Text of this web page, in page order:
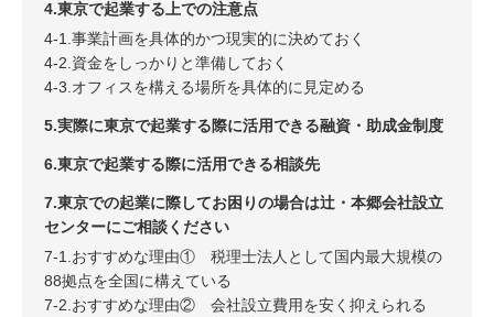
4.東京で起業する上での注意点
4-1.事業計画を具体的かつ現実的に決めておく
4-2.資金をしっかりと準備しておく
4-3.オフィスを構える場所を具体的に見定める
5.実際に東京で起業する際に活用できる融資・助成金制度
6.東京で起業する際に活用できる相談先
7.東京での起業に際してお困りの場合は辻・本郷会社設立
センターにご相談ください
7-1.おすすめな理由① 税理士法人として国内最大規模の
88拠点を全国に構えている
7-2.おすすめな理由② 会社設立費用を安く抑えられる